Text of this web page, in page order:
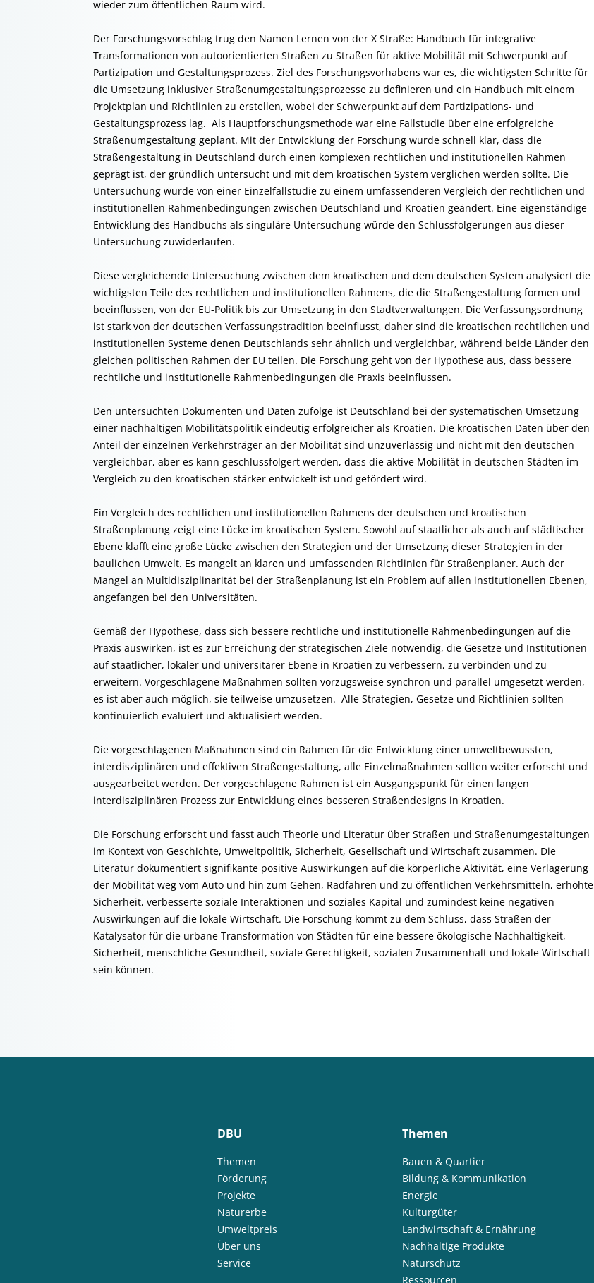
wieder zum öffentlichen Raum wird.
Der Forschungsvorschlag trug den Namen Lernen von der X Straße: Handbuch für integrative
Transformationen von autoorientierten Straßen zu Straßen für aktive Mobilität mit Schwerpunkt auf
Partizipation und Gestaltungsprozess. Ziel des Forschungsvorhabens war es, die wichtigsten Schritte für
die Umsetzung inklusiver Straßenumgestaltungsprozesse zu definieren und ein Handbuch mit einem
Projektplan und Richtlinien zu erstellen, wobei der Schwerpunkt auf dem Partizipations- und
Gestaltungsprozess lag. Als Hauptforschungsmethode war eine Fallstudie über eine erfolgreiche
Straßenumgestaltung geplant. Mit der Entwicklung der Forschung wurde schnell klar, dass die
Straßengestaltung in Deutschland durch einen komplexen rechtlichen und institutionellen Rahmen
geprägt ist, der gründlich untersucht und mit dem kroatischen System verglichen werden sollte. Die
Untersuchung wurde von einer Einzelfallstudie zu einem umfassenderen Vergleich der rechtlichen und
institutionellen Rahmenbedingungen zwischen Deutschland und Kroatien geändert. Eine eigenständige
Entwicklung des Handbuchs als singuläre Untersuchung würde den Schlussfolgerungen aus dieser
Untersuchung zuwiderlaufen.
Diese vergleichende Untersuchung zwischen dem kroatischen und dem deutschen System analysiert die
wichtigsten Teile des rechtlichen und institutionellen Rahmens, die die Straßengestaltung formen und
beeinflussen, von der EU-Politik bis zur Umsetzung in den Stadtverwaltungen. Die Verfassungsordnung
ist stark von der deutschen Verfassungstradition beeinflusst, daher sind die kroatischen rechtlichen und
institutionellen Systeme denen Deutschlands sehr ähnlich und vergleichbar, während beide Länder den
gleichen politischen Rahmen der EU teilen. Die Forschung geht von der Hypothese aus, dass bessere
rechtliche und institutionelle Rahmenbedingungen die Praxis beeinflussen.
Den untersuchten Dokumenten und Daten zufolge ist Deutschland bei der systematischen Umsetzung
einer nachhaltigen Mobilitätspolitik eindeutig erfolgreicher als Kroatien. Die kroatischen Daten über den
Anteil der einzelnen Verkehrsträger an der Mobilität sind unzuverlässig und nicht mit den deutschen
vergleichbar, aber es kann geschlussfolgert werden, dass die aktive Mobilität in deutschen Städten im
Vergleich zu den kroatischen stärker entwickelt ist und gefördert wird.
Ein Vergleich des rechtlichen und institutionellen Rahmens der deutschen und kroatischen
Straßenplanung zeigt eine Lücke im kroatischen System. Sowohl auf staatlicher als auch auf städtischer
Ebene klafft eine große Lücke zwischen den Strategien und der Umsetzung dieser Strategien in der
baulichen Umwelt. Es mangelt an klaren und umfassenden Richtlinien für Straßenplaner. Auch der
Mangel an Multidisziplinarität bei der Straßenplanung ist ein Problem auf allen institutionellen Ebenen,
angefangen bei den Universitäten.
Gemäß der Hypothese, dass sich bessere rechtliche und institutionelle Rahmenbedingungen auf die
Praxis auswirken, ist es zur Erreichung der strategischen Ziele notwendig, die Gesetze und Institutionen
auf staatlicher, lokaler und universitärer Ebene in Kroatien zu verbessern, zu verbinden und zu
erweitern. Vorgeschlagene Maßnahmen sollten vorzugsweise synchron und parallel umgesetzt werden,
es ist aber auch möglich, sie teilweise umzusetzen. Alle Strategien, Gesetze und Richtlinien sollten
kontinuierlich evaluiert und aktualisiert werden.
Die vorgeschlagenen Maßnahmen sind ein Rahmen für die Entwicklung einer umweltbewussten,
interdisziplinären und effektiven Straßengestaltung, alle Einzelmaßnahmen sollten weiter erforscht und
ausgearbeitet werden. Der vorgeschlagene Rahmen ist ein Ausgangspunkt für einen langen
interdisziplinären Prozess zur Entwicklung eines besseren Straßendesigns in Kroatien.
Die Forschung erforscht und fasst auch Theorie und Literatur über Straßen und Straßenumgestaltungen
im Kontext von Geschichte, Umweltpolitik, Sicherheit, Gesellschaft und Wirtschaft zusammen. Die
Literatur dokumentiert signifikante positive Auswirkungen auf die körperliche Aktivität, eine Verlagerung
der Mobilität weg vom Auto und hin zum Gehen, Radfahren und zu öffentlichen Verkehrsmitteln, erhöhte
Sicherheit, verbesserte soziale Interaktionen und soziales Kapital und zumindest keine negativen
Auswirkungen auf die lokale Wirtschaft. Die Forschung kommt zu dem Schluss, dass Straßen der
Katalysator für die urbane Transformation von Städten für eine bessere ökologische Nachhaltigkeit,
Sicherheit, menschliche Gesundheit, soziale Gerechtigkeit, sozialen Zusammenhalt und lokale Wirtschaft
sein können.
DBU
Themen
Förderung
Projekte
Naturerbe
Umweltpreis
Über uns
Service
Themen
Bauen & Quartier
Bildung & Kommunikation
Energie
Kulturgüter
Landwirtschaft & Ernährung
Nachhaltige Produkte
Naturschutz
Ressourcen